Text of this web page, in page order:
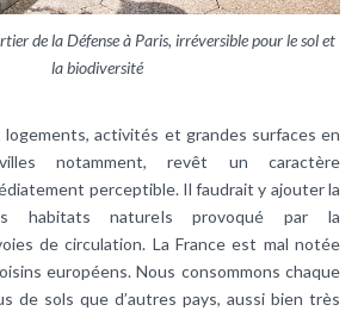
de la Défense à Paris, irréversible pour le sol et
la biodiversité
logements, activités et grandes surfaces en
notamment, revêt un caractère
perceptible. Il faudrait y ajouter la
habitats naturels provoqué par la
de circulation. La France est mal notée
européens. Nous consommons chaque
de sols que d’autres pays, aussi bien très